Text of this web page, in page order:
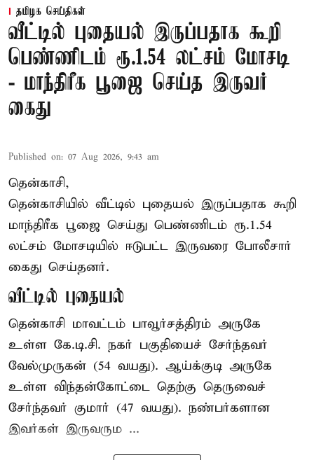
தமிழக செய்திகள்
வீட்டில் புதையல் இருப்பதாக கூறி
பெண்ணிடம் ரூ.1.54 லட்சம் மோசடி
- மாந்திரீக பூஜை செய்த இருவர்
கைது
Published on: 07 Aug 2026, 9:43 am
தென்காசி,
தென்காசியில் வீட்டில் புதையல் இருப்பதாக கூறி
மாந்திரீக பூஜை செய்து பெண்ணிடம் ரூ.1.54
லட்சம் மோசடியில் ஈடுபட்ட இருவரை போலீசார்
கைது செய்தனர்.
வீட்டில் புதையல்
தென்காசி மாவட்டம் பாவூர்சத்திரம் அருகே
உள்ள கே.டி.சி. நகர் பகுதியைச் சேர்ந்தவர்
வேல்முருகன் (54 வயது). ஆய்க்குடி அருகே
உள்ள விந்தன்கோட்டை தெற்கு தெருவைச்
சேர்ந்தவர் குமார் (47 வயது). நண்பர்களான
இவர்கள் இருவரும ...